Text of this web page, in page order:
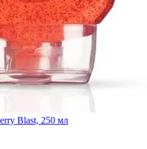
Blast, 250 мл